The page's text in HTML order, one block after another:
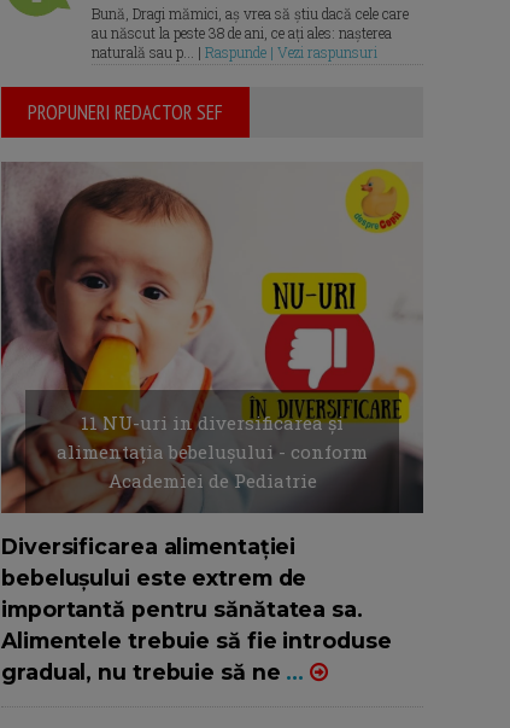
Bună, Dragi mămici, aș vrea să știu dacă cele care
au născut la peste 38 de ani, ce ați ales: nașterea
naturală sau p... | Raspunde | Vezi raspunsuri
PROPUNERI REDACTOR SEF
11 NU-uri in diversificarea și
alimentația bebelușului - conform
Academiei de Pediatrie
Diversificarea alimentației
bebelușului este extrem de
importantă pentru sănătatea sa.
Alimentele trebuie să fie introduse
gradual, nu trebuie să ne ...